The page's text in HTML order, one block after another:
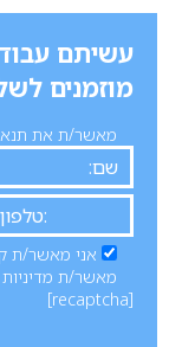
עשיתם
מוזמנים
מאשר/ת את תנאי
אני מאשר/ת
מאשר/ת
[recaptcha]